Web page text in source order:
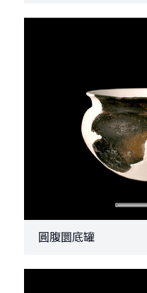
圓腹圜底罐